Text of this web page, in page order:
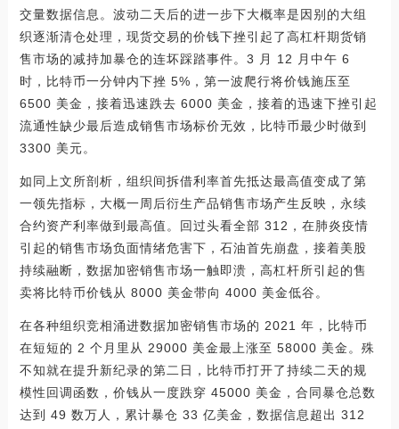
交量数据信息。波动二天后的进一步下大概率是因别的大组
织逐渐清仓处理，现货交易的价钱下挫引起了高杠杆期货销
售市场的减持加暴仓的连坏踩踏事件。3 月 12 月中午 6
时，比特币一分钟内下挫 5%，第一波爬行将价钱施压至
6500 美金，接着迅速跌去 6000 美金，接着的迅速下挫引起
流通性缺少最后造成销售市场标价无效，比特币最少时做到
3300 美元。
如同上文所剖析，组织间拆借利率首先抵达最高值变成了第
一领先指标，大概一周后衍生产品销售市场产生反映，永续
合约资产利率做到最高值。回过头看全部 312，在肺炎疫情
引起的销售市场负面情绪危害下，石油首先崩盘，接着美股
持续融断，数据加密销售市场一触即溃，高杠杆所引起的售
卖将比特币价钱从 8000 美金带向 4000 美金低谷。
在各种组织竞相涌进数据加密销售市场的 2021 年，比特币
在短短的 2 个月里从 29000 美金最上涨至 58000 美金。殊
不知就在提升新纪录的第二日，比特币打开了持续二天的规
模性回调函数，价钱从一度跌穿 45000 美金，合同暴仓总数
达到 49 数万人，累计暴仓 33 亿美金，数据信息超出 312